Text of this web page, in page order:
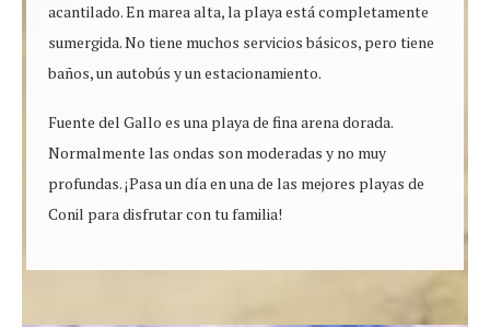
acantilado. En marea alta, la playa está completamente
sumergida. No tiene muchos servicios básicos, pero tiene
baños, un autobús y un estacionamiento.
Fuente del Gallo es una playa de fina arena dorada.
Normalmente las ondas son moderadas y no muy
profundas. ¡Pasa un día en una de las mejores playas de
Conil para disfrutar con tu familia!